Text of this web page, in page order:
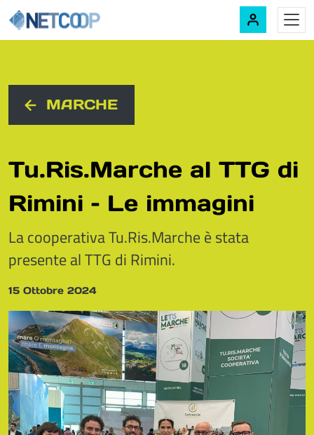
Navigazione principale
MARCHE
Tu.Ris.Marche al TTG di
Rimini – Le immagini
La cooperativa Tu.Ris.Marche è stata
presente al TTG di Rimini.
15 Ottobre 2024